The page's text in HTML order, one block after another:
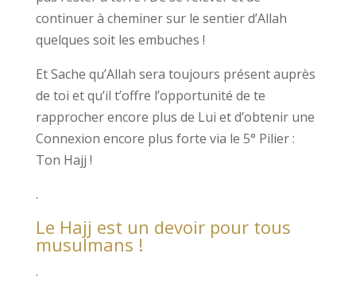
continuer à cheminer sur le sentier d’Allah
quelques soit les embuches !
Et Sache qu’Allah sera toujours présent auprès
de toi et qu’il t’offre l’opportunité de te
rapprocher encore plus de Lui et d’obtenir une
Connexion encore plus forte via le 5° Pilier :
Ton Hajj !
.
Le Hajj est un devoir pour tous
musulmans !
.